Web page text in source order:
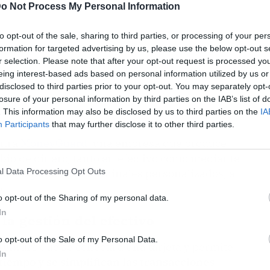
Not Process My Personal Information
opt-out of the sale, sharing to third parties, or processing of your
for targeted advertising by us, please use the below opt-out
selection. Please note that after your opt-out request is processed
interest-based ads based on personal information utilized by us
to third parties prior to your opt-out. You may separately
of your personal information by third parties on the IAB’s list of
This information may also be disclosed by us to third parties on the
Participants that may further disclose it to other third parties.
Data Processing Opt Outs
opt-out of the Sharing of my personal data.
opt-out of the Sale of my Personal Data.
de dinero, tanto en efectivo como mediante
máquinas con terminales personalizados, a
gestión del efectivo
que se conecta a una tarjeta y permite
tiempo y se simplifican las transacciones